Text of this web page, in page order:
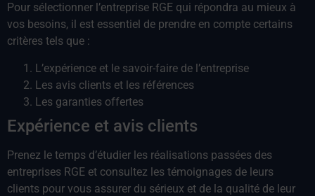
Pour sélectionner l’entreprise RGE qui répondra au mieux à
vos besoins, il est essentiel de prendre en compte certains
critères tels que :
L’expérience et le savoir-faire de l’entreprise
Les avis clients et les références
Les garanties offertes
Expérience et avis clients
Prenez le temps d’étudier les réalisations passées des
entreprises RGE et consultez les témoignages de leurs
clients pour vous assurer du sérieux et de la qualité de leur